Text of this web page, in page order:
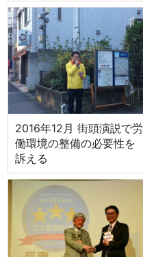
2016年12月 街頭演説で労
働環境の整備の必要性を
訴える